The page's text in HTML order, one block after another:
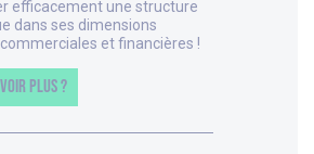
efficacement une structure
dans ses dimensions
et financières !
PLUS ?